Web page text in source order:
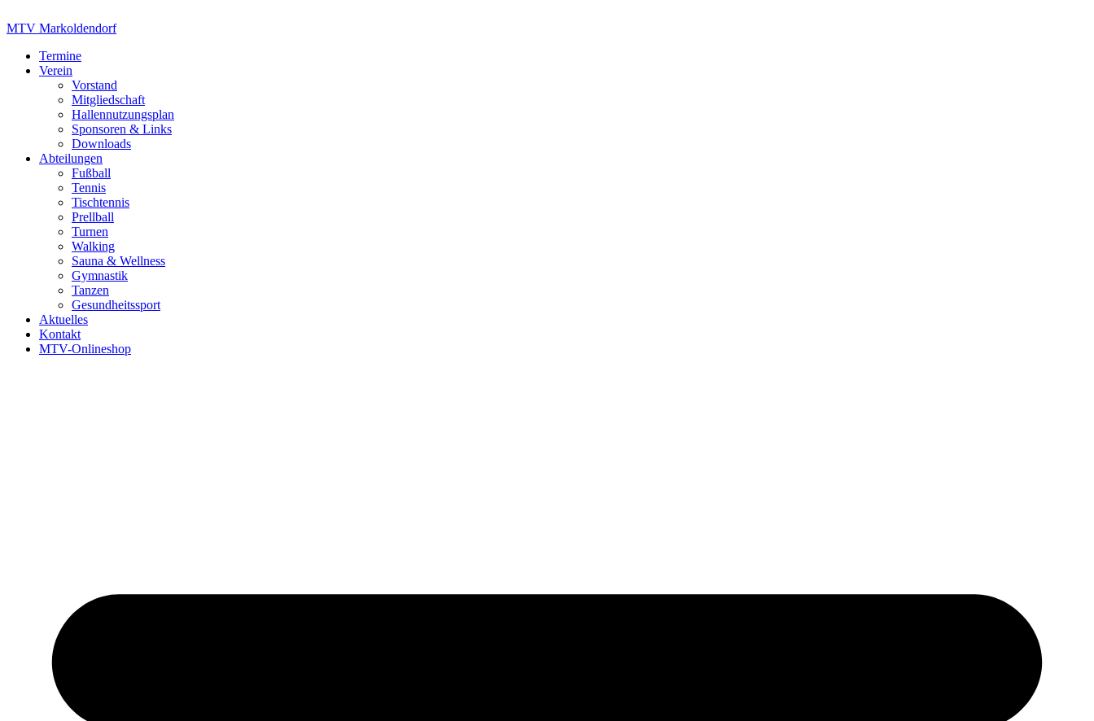
Inhalt
MTV Markoldendorf
Termine
Verein
Vorstand
Mitgliedschaft
Hallennutzungsplan
Sponsoren & Links
Downloads
Abteilungen
Fußball
Tennis
Tischtennis
Prellball
Turnen
Walking
Sauna & Wellness
Gymnastik
Tanzen
Gesundheitssport
Aktuelles
Kontakt
MTV-Onlineshop